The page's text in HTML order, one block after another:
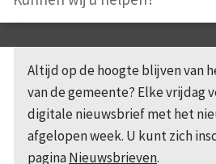
Altijd op de hoogte blijven van
van de gemeente? Elke vrijdag
digitale nieuwsbrief met het
afgelopen week. U kunt zich
paginaNieuwsbrieven.